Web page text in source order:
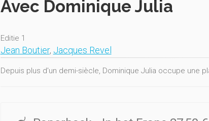
Avec Dominique Julia
Editie 1
Jean Boutier, Jacques Revel
Depuis plus d'un demi-siècle, Dominique Julia occupe une